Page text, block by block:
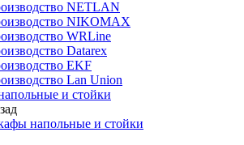
NETLAN
NIKOMAX
WRLine
Datarex
EKF
Lan Union
и стойки
напольные и стойки